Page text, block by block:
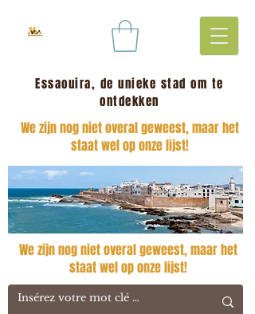
Essaouira, de unieke stad om te
ontdekken
We zijn nog niet overal geweest, maar het
staat wel op onze lijst!
We zijn nog niet overal geweest, maar het
staat wel op onze lijst!